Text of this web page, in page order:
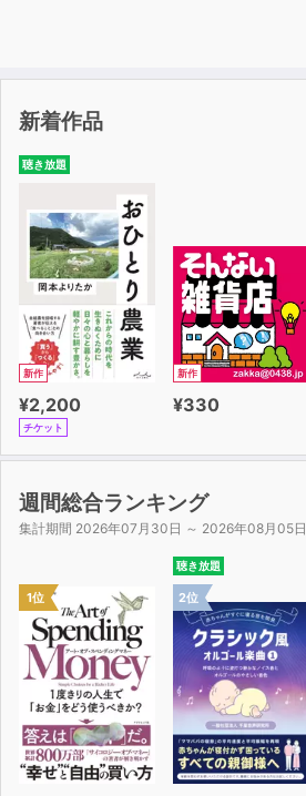
新着作品
聴き放題
新作
¥2,200
チケット
新作
¥330
週間総合ランキング
集計期間 2026年07月30日 ～ 2026年08月05日
1位
聴き放題
2位